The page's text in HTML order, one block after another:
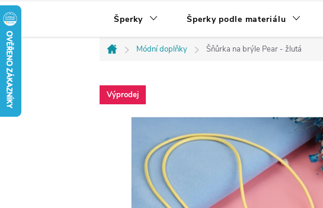
Šperky Šperky podle materiálu
Domů
Módní doplňky Šňůrka na brýle Pear - žlutá
Výprodej